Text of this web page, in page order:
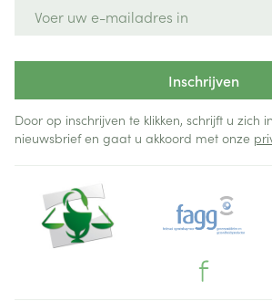
Inschrijven
Door op inschrijven te klikken, schrijft u zich
nieuwsbrief en gaat u akkoord met onze